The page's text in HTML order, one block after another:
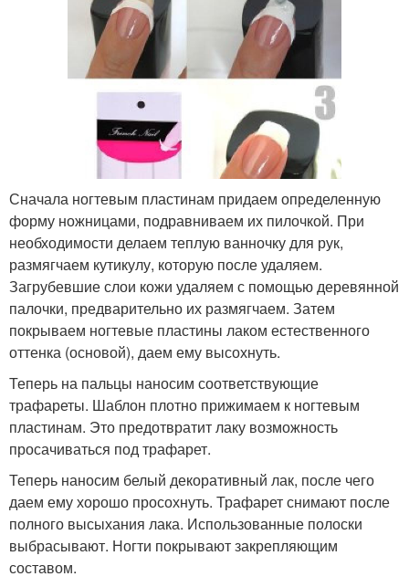
Сначала ногтевым пластинам придаем определенную
форму ножницами, подравниваем их пилочкой. При
необходимости делаем теплую ванночку для рук,
размягчаем кутикулу, которую после удаляем.
Загрубевшие слои кожи удаляем с помощью деревянной
палочки, предварительно их размягчаем. Затем
покрываем ногтевые пластины лаком естественного
оттенка (основой), даем ему высохнуть.
Теперь на пальцы наносим соответствующие
трафареты. Шаблон плотно прижимаем к ногтевым
пластинам. Это предотвратит лаку возможность
просачиваться под трафарет.
Теперь наносим белый декоративный лак, после чего
даем ему хорошо просохнуть. Трафарет снимают после
полного высыхания лака. Использованные полоски
выбрасывают. Ногти покрывают закрепляющим
составом.